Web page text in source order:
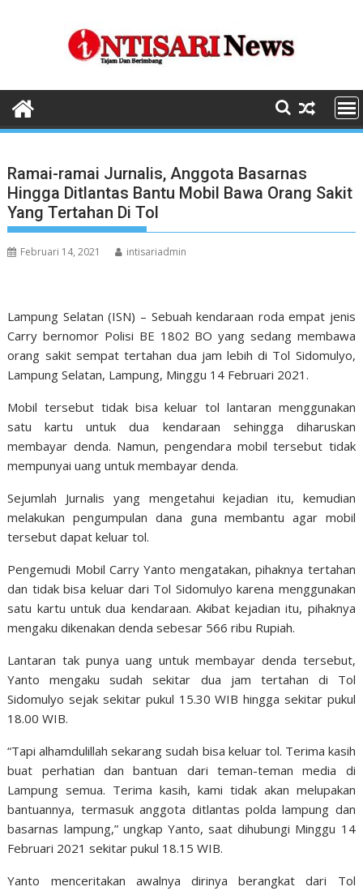
Ramai-ramai Jurnalis, Anggota Basarnas
Hingga Ditlantas Bantu Mobil Bawa Orang Sakit
Yang Tertahan Di Tol
Februari 14, 2021 intisariadmin
Lampung Selatan (ISN) – Sebuah kendaraan roda empat jenis
Carry bernomor Polisi BE 1802 BO yang sedang membawa
orang sakit sempat tertahan dua jam lebih di Tol Sidomulyo,
Lampung Selatan, Lampung, Minggu 14 Februari 2021.
Mobil tersebut tidak bisa keluar tol lantaran menggunakan
satu kartu untuk dua kendaraan sehingga diharuskan
membayar denda. Namun, pengendara mobil tersebut tidak
mempunyai uang untuk membayar denda.
Sejumlah Jurnalis yang mengetahui kejadian itu, kemudian
melakukan pengumpulan dana guna membantu agar mobil
tersebut dapat keluar tol.
Pengemudi Mobil Carry Yanto mengatakan, pihaknya tertahan
dan tidak bisa keluar dari Tol Sidomulyo karena menggunakan
satu kartu untuk dua kendaraan. Akibat kejadian itu, pihaknya
mengaku dikenakan denda sebesar 566 ribu Rupiah.
Lantaran tak punya uang untuk membayar denda tersebut,
Yanto mengaku sudah sekitar dua jam tertahan di Tol
Sidomulyo sejak sekitar pukul 15.30 WIB hingga sekitar pukul
18.00 WIB.
“Tapi alhamdulillah sekarang sudah bisa keluar tol. Terima kasih
buat perhatian dan bantuan dari teman-teman media di
Lampung semua. Terima kasih, kami tidak akan melupakan
bantuannya, termasuk anggota ditlantas polda lampung dan
basarnas lampung,” ungkap Yanto, saat dihubungi Minggu 14
Februari 2021 sekitar pukul 18.15 WIB.
Yanto menceritakan awalnya dirinya berangkat dari Tol